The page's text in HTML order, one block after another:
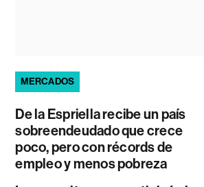
MERCADOS
De la Espriella recibe un país
sobreendeudado que crece
poco, pero con récords de
empleo y menos pobreza